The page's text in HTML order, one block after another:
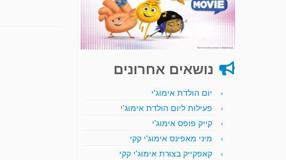
נושאים אחרונים
יום הולדת אימוג'י
פעילות ליום הולדת אימוג'י
קייק פופס אימוג'י
מיני מאפינס אימוג'י קקי
קאפקייק בצורת אימוג'י קקי